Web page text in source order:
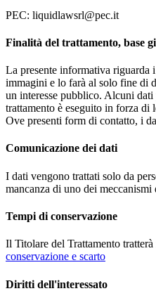
PEC: liquidlawsrl@pec.it
Finalità del trattamento, base
La presente informativa riguarda
immagini e lo farà al solo fine di
un interesse pubblico. Alcuni
trattamento è eseguito in forza di
Ove presenti form di contatto, i
Comunicazione dei dati
I dati vengono trattati solo da
mancanza di uno dei
Tempi di conservazione
Il Titolare del Trattamento
conservazione e scarto
Diritti dell'interessato